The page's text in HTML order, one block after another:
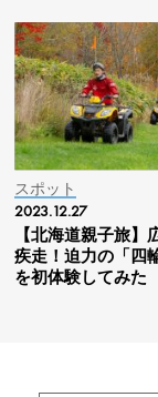
スポット
2023.12.27
【北海道親子旅】
疾走！迫力の「四
を初体験してみた